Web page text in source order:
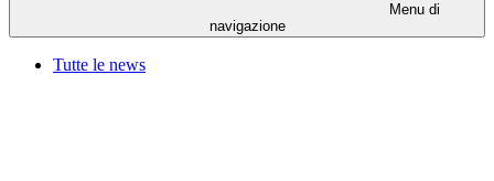
Menu di
navigazione
Tutte le news